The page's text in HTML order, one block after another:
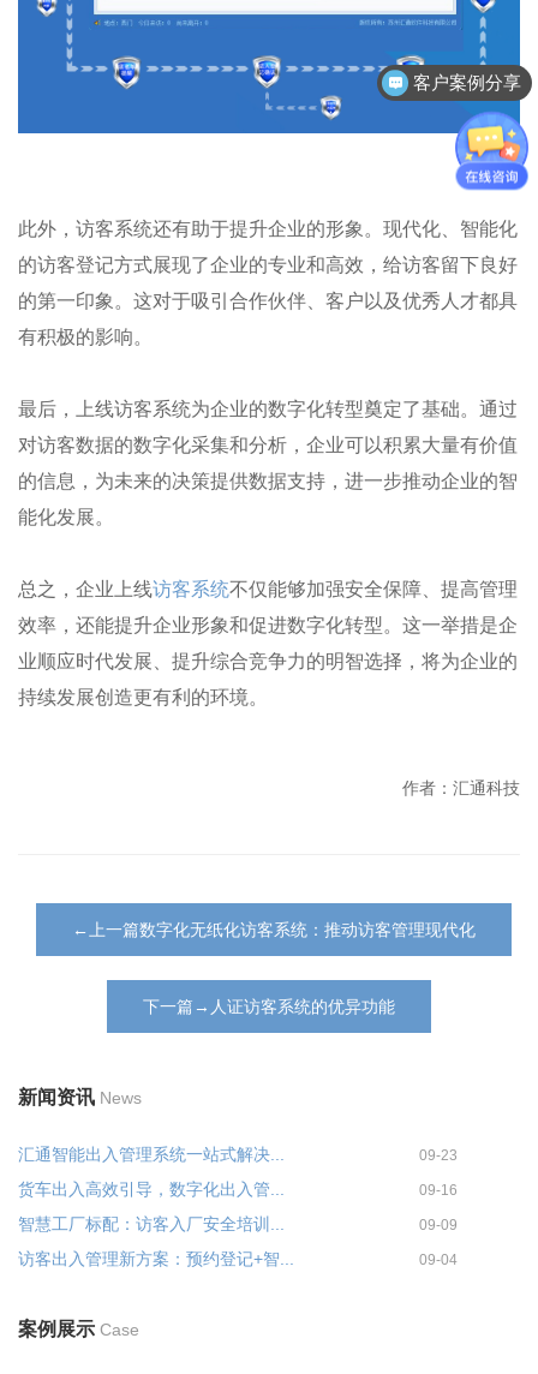
此外，访客系统还有助于提升企业的形象。现代化、智能化
的访客登记方式展现了企业的专业和高效，给访客留下良好
的第一印象。这对于吸引合作伙伴、客户以及优秀人才都具
有积极的影响。
最后，上线访客系统为企业的数字化转型奠定了基础。通过
对访客数据的数字化采集和分析，企业可以积累大量有价值
的信息，为未来的决策提供数据支持，进一步推动企业的智
能化发展。
总之，企业上线访客系统不仅能够加强安全保障、提高管理
效率，还能提升企业形象和促进数字化转型。这一举措是企
业顺应时代发展、提升综合竞争力的明智选择，将为企业的
持续发展创造更有利的环境。
作者：汇通科技
←上一篇数字化无纸化访客系统：推动访客管理现代化
下一篇→人证访客系统的优异功能
新闻资讯 News
汇通智能出入管理系统一站式解决... 09-23
货车出入高效引导，数字化出入管... 09-16
智慧工厂标配：访客入厂安全培训... 09-09
访客出入管理新方案：预约登记+智... 09-04
案例展示 Case
客户案例分享